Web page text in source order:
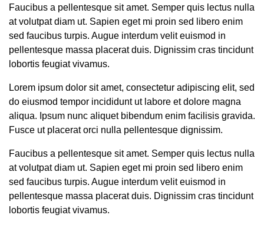
Faucibus a pellentesque sit amet. Semper quis lectus nulla
at volutpat diam ut. Sapien eget mi proin sed libero enim
sed faucibus turpis. Augue interdum velit euismod in
pellentesque massa placerat duis. Dignissim cras tincidunt
lobortis feugiat vivamus.
Lorem ipsum dolor sit amet, consectetur adipiscing elit, sed
do eiusmod tempor incididunt ut labore et dolore magna
aliqua. Ipsum nunc aliquet bibendum enim facilisis gravida.
Fusce ut placerat orci nulla pellentesque dignissim.
Faucibus a pellentesque sit amet. Semper quis lectus nulla
at volutpat diam ut. Sapien eget mi proin sed libero enim
sed faucibus turpis. Augue interdum velit euismod in
pellentesque massa placerat duis. Dignissim cras tincidunt
lobortis feugiat vivamus.